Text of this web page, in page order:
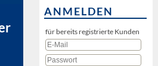
ANMELDEN
für bereits registrierte Kunden